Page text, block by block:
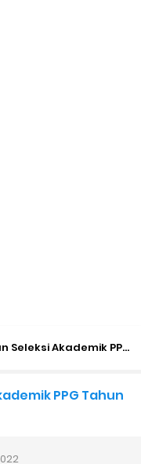
Akademik PPG Tahun 2022
PPG Tahun